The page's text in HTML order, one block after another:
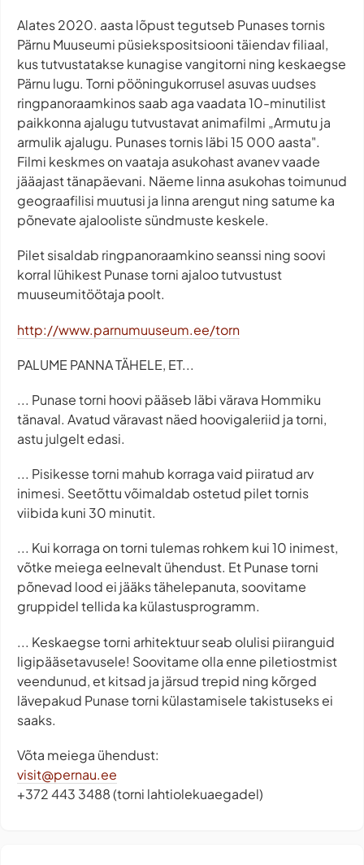
Alates 2020. aasta lõpust tegutseb Punases tornis
Pärnu Muuseumi püsiekspositsiooni täiendav filiaal,
kus tutvustatakse kunagise vangitorni ning keskaegse
Pärnu lugu. Torni pööningukorrusel asuvas uudses
ringpanoraamkinos saab aga vaadata 10-minutilist
paikkonna ajalugu tutvustavat animafilmi „Armutu ja
armulik ajalugu. Punases tornis läbi 15 000 aasta".
Filmi keskmes on vaataja asukohast avanev vaade
jääajast tänapäevani. Näeme linna asukohas toimunud
geograafilisi muutusi ja linna arengut ning satume ka
põnevate ajalooliste sündmuste keskele.
Pilet sisaldab ringpanoraamkino seanssi ning soovi
korral lühikest Punase torni ajaloo tutvustust
muuseumitöötaja poolt.
http://www.parnumuuseum.ee/torn
PALUME PANNA TÄHELE, ET...
... Punase torni hoovi pääseb läbi värava Hommiku
tänaval. Avatud väravast näed hoovigaleriid ja torni,
astu julgelt edasi.
... Pisikesse torni mahub korraga vaid piiratud arv
inimesi. Seetõttu võimaldab ostetud pilet tornis
viibida kuni 30 minutit.
... Kui korraga on torni tulemas rohkem kui 10 inimest,
võtke meiega eelnevalt ühendust. Et Punase torni
põnevad lood ei jääks tähelepanuta, soovitame
gruppidel tellida ka külastusprogramm.
... Keskaegse torni arhitektuur seab olulisi piiranguid
ligipääsetavusele! Soovitame olla enne piletiostmist
veendunud, et kitsad ja järsud trepid ning kõrged
lävepakud Punase torni külastamisele takistuseks ei
saaks.
Võta meiega ühendust:
visit@pernau.ee
+372 443 3488 (torni lahtiolekuaegadel)